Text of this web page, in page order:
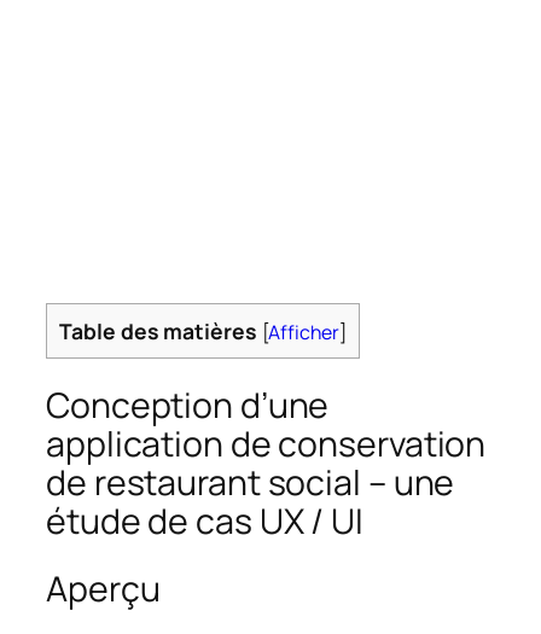
Table des matières [Afficher]
Conception d’une
application de conservation
de restaurant social – une
étude de cas UX / UI
Aperçu